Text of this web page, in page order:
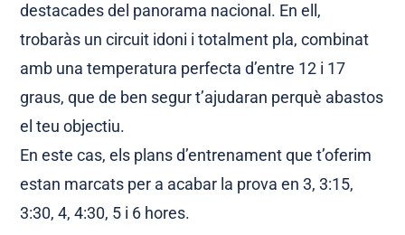
destacades del panorama nacional. En ell,
trobaràs un circuit idoni i totalment pla, combinat
amb una temperatura perfecta d’entre 12 i 17
graus, que de ben segur t’ajudaran perquè abastos
el teu objectiu.
En este cas, els plans d’entrenament que t’oferim
estan marcats per a acabar la prova en 3, 3:15,
3:30, 4, 4:30, 5 i 6 hores.